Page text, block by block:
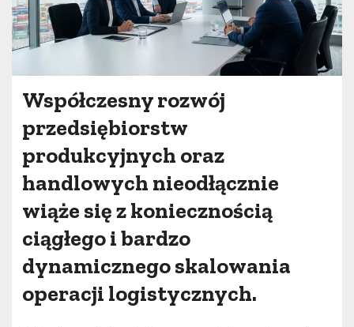
Współczesny rozwój
przedsiębiorstw
produkcyjnych oraz
handlowych nieodłącznie
wiąże się z koniecznością
ciągłego i bardzo
dynamicznego skalowania
operacji logistycznych.